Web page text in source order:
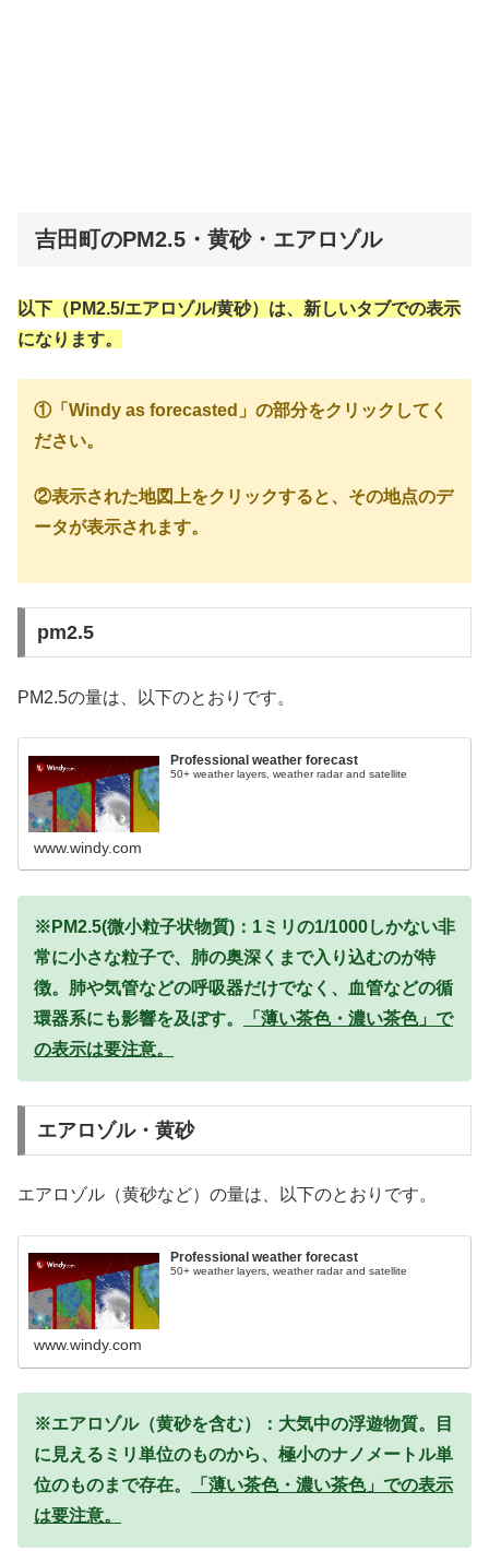
吉田町のPM2.5・黄砂・エアロゾル
以下（PM2.5/エアロゾル/黄砂）は、新しいタブでの表示
になります。
①「Windy as forecasted」の部分をクリックしてく
ださい。
②表示された地図上をクリックすると、その地点のデ
ータが表示されます。
pm2.5
PM2.5の量は、以下のとおりです。
Professional weather forecast
50+ weather layers, weather radar and satellite
www.windy.com
※PM2.5(微小粒子状物質)：1ミリの1/1000しかない非
常に小さな粒子で、肺の奥深くまで入り込むのが特
徴。肺や気管などの呼吸器だけでなく、血管などの循
環器系にも影響を及ぼす。
「薄い茶色・濃い茶色」で
の表示は要注意。
エアロゾル・黄砂
エアロゾル（黄砂など）の量は、以下のとおりです。
Professional weather forecast
50+ weather layers, weather radar and satellite
www.windy.com
※エアロゾル（黄砂を含む）：大気中の浮遊物質。目
に見えるミリ単位のものから、極小のナノメートル単
位のものまで存在。
「薄い茶色・濃い茶色」での表示
は要注意。